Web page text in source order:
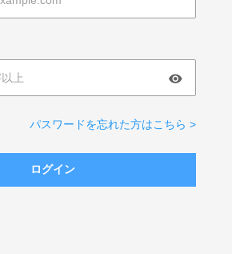
パスワードを忘れた方はこちら >
ログイン